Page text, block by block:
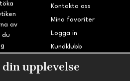
av
du
Kontakta oss
Mina favoriter
Logga in
Kundklubb
upplevelse